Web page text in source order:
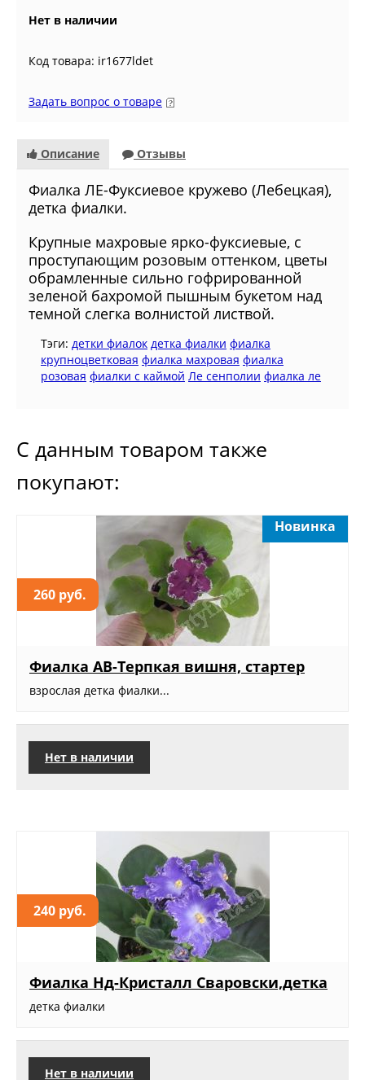
Нет в наличии
Код товара: ir1677ldet
Задать вопрос о товаре
Описание Отзывы
Фиалка ЛЕ-Фуксиевое кружево (Лебецкая),
детка фиалки.
Крупные махровые ярко-фуксиевые, с
проступающим розовым оттенком, цветы
обрамленные сильно гофрированной
зеленой бахромой пышным букетом над
темной слегка волнистой листвой.
Тэги: детки фиалок детка фиалки фиалка
крупноцветковая фиалка махровая фиалка
розовая фиалки с каймой Ле сенполии фиалка ле
С данным товаром также
покупают:
260 руб.
Новинка
Фиалка АВ-Терпкая вишня, стартер
взрослая детка фиалки...
Нет в наличии
240 руб.
Фиалка Нд-Кристалл Сваровски,детка
детка фиалки
Нет в наличии